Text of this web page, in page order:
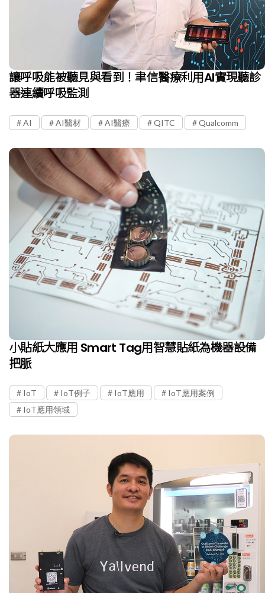
讓呼吸能被聽見與看到！聿信醫療利用AI實現聽診
器連續呼吸監測
AI AI醫材 AI醫療 QITC Qualcomm
小貼紙大應用 Smart Tag用智慧貼紙為機器設備
把脈
IoT IoT例子 IoT應用
IoT應用案例
IoT應用領域